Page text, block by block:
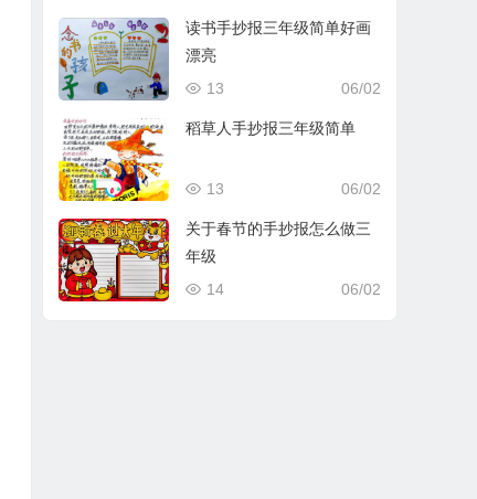
读书手抄报三年级简单好画
漂亮
06/02
13
稻草人手抄报三年级简单
06/02
13
关于春节的手抄报怎么做三
年级
06/02
14